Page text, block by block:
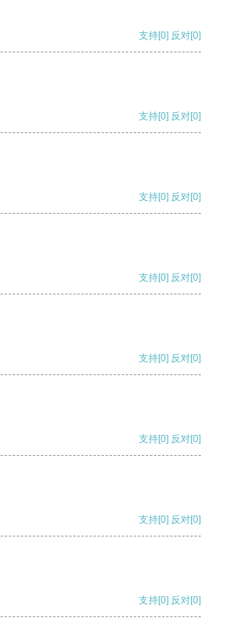
支持[0] 反对[0]
支持[0] 反对[0]
支持[0] 反对[0]
支持[0] 反对[0]
支持[0] 反对[0]
支持[0] 反对[0]
支持[0] 反对[0]
支持[0] 反对[0]